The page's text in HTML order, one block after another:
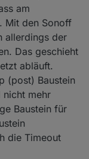
am
Mit den Sonoff
allerdings der
Das geschieht
abläuft.
(post) Baustein
nicht mehr
Baustein für
die Timeout